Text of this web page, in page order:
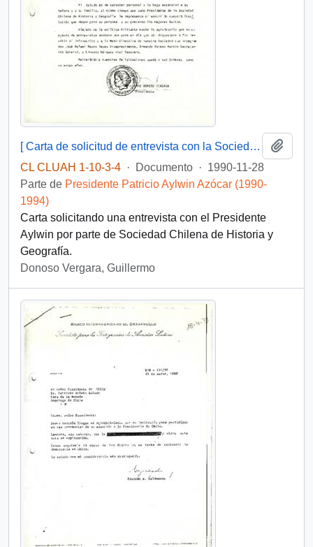
[ Carta de solicitud de entrevista con la Sociedad Chilena de Historia y Geografía].
CL CLUAH 1-10-3-4 · Documento · 1990-11-28
Parte de Presidente Patricio Aylwin Azócar (1990-
1994)
Carta solicitando una entrevista con el Presidente
Aylwin por parte de Sociedad Chilena de Historia y
Geografía.
Donoso Vergara, Guillermo